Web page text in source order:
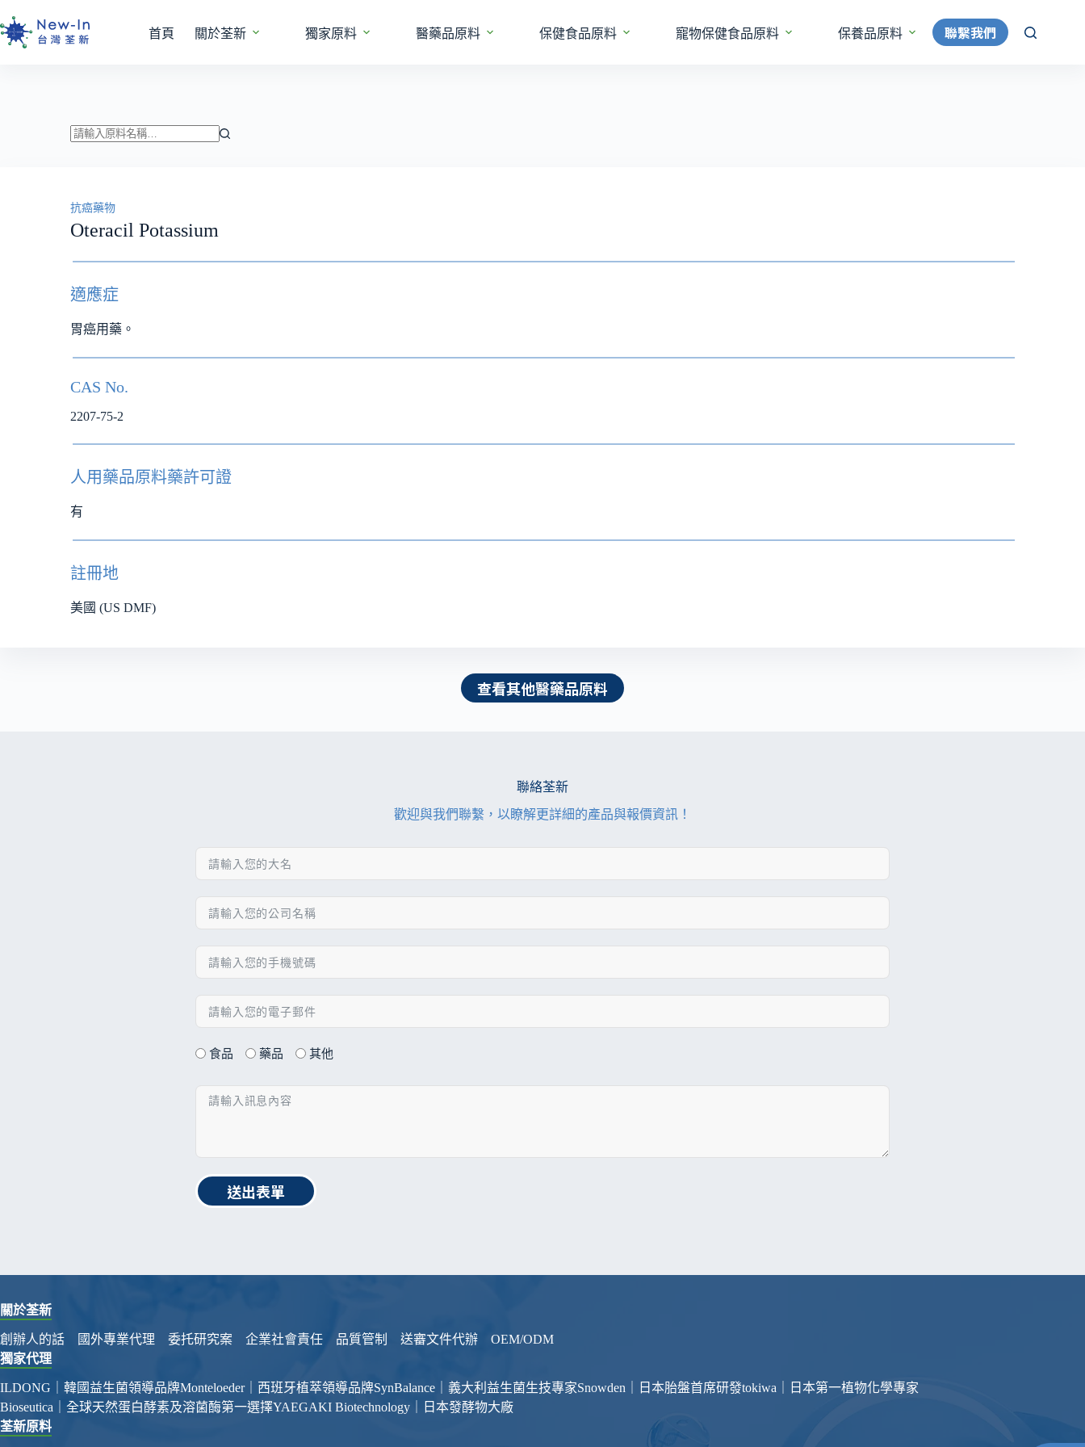
至
主
首頁 關於荃新 獨家原料 醫藥品原料 保健食品原料 寵物保健食品原料 保養品原料 更多
聯繫我們
符
合
的
果
抗癌藥物
Oteracil Potassium
適應症
胃癌用藥。
CAS No.
2207-75-2
人用藥品原料藥許可證
有
註冊地
美國 (US DMF)
查看其他醫藥品原料
聯絡荃新
歡迎與我們聯繫，以瞭解更詳細的產品與報價資訊！
食品 藥品 其他
送出表單
關於荃新
創辦人的話 國外專業代理 委托研究案 企業社會責任 品質管制 送審文件代辦
OEM/ODM
獨家代理
ILDONG｜韓國益生菌領導品牌Monteloeder｜西班牙植萃領導品牌SynBalance｜義大利益生菌生技專家Snowden｜日本胎盤首席研發tokiwa｜日本第一植物化學專家
Bioseutica｜全球天然蛋白酵素及溶菌酶第一選擇YAEGAKI Biotechnology｜日本發酵物大廠
荃新原料